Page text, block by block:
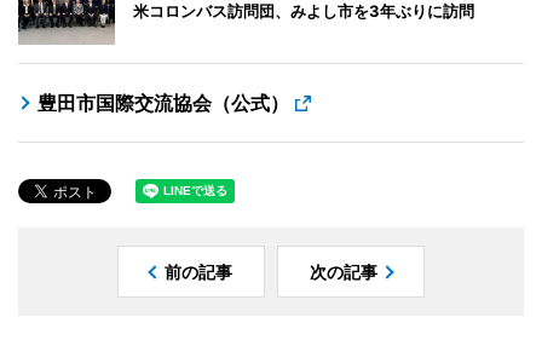
米コロンバス訪問団、みよし市を3年ぶりに訪問
豊田市国際交流協会（公式）
前の記事 次の記事